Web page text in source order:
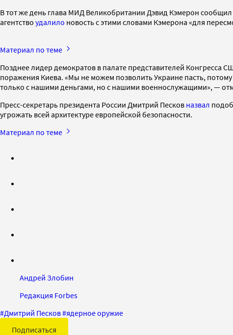
В тот же день глава МИД Великобритании Дэвид Кэмерон
агентство удалило новость с этими словами Кэмерона «для
Материал по теме
Позднее лидер демократов в палате представителей Конгресса
поражения Киева. «Мы не можем позволить Украине пасть, потому
только с нашими деньгами, но с нашими военнослужащими», —
Пресс-секретарь президента России Дмитрий Песков назвал
угрожать всей архитектуре европейской безопасности.
Материал по теме
Андрей Злобин
Редакция Forbes
#Дмитрий Песков#ядерное оружие
Подписаться